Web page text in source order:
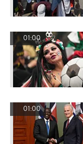
01:00
01:00